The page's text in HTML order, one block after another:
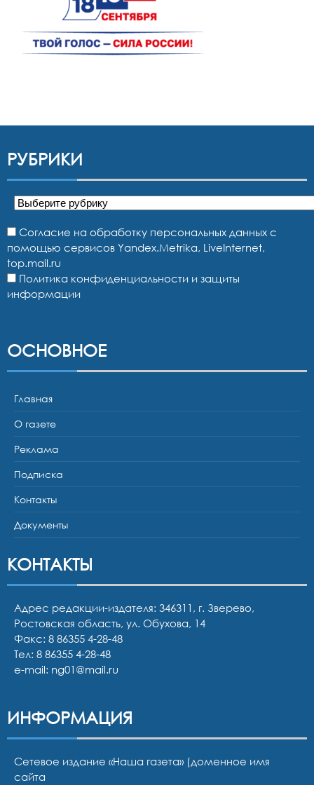
РУБРИКИ
Рубрики
Согласие на обработку персональных данных с
помощью сервисов Yandex.Metrika, LiveInternet,
top.mail.ru
Политика конфиденциальности и защиты
информации
ОСНОВНОЕ
Главная
О газете
Реклама
Подписка
Контакты
Документы
КОНТАКТЫ
Адрес редакции-издателя: 346311, г. Зверево,
Ростовская область, ул. Обухова, 14
Факс: 8 86355 4-28-48
Тел: 8 86355 4-28-48
e-mail: ng01@mail.ru
ИНФОРМАЦИЯ
Сетевое издание «Наша газета» (доменное имя
сайта